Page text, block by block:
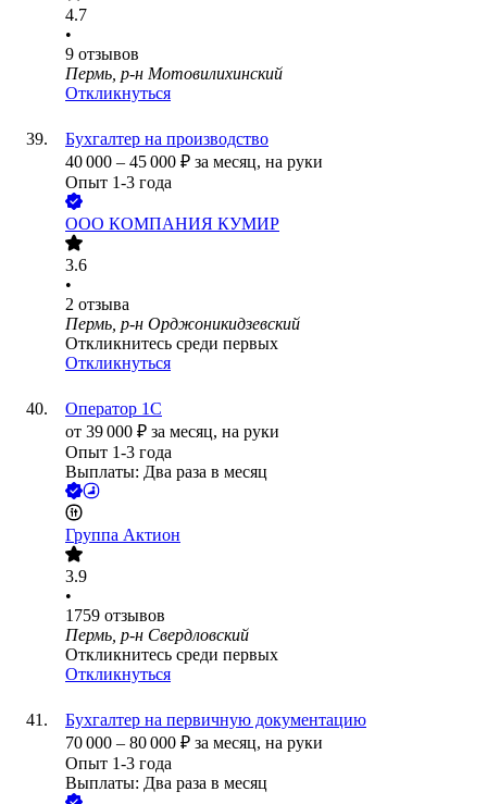
4.7
•
9 отзывов
Пермь, р-н Мотовилихинский
Откликнуться
Бухгалтер на производство
40 000 – 45 000 ₽ за месяц, на руки
Опыт 1-3 года
ООО КОМПАНИЯ КУМИР
3.6
•
2 отзыва
Пермь, р-н Орджоникидзевский
Откликнитесь среди первых
Откликнуться
Оператор 1С
от 39 000 ₽ за месяц, на руки
Опыт 1-3 года
Выплаты: Два раза в месяц
Группа Актион
3.9
•
1759 отзывов
Пермь, р-н Свердловский
Откликнитесь среди первых
Откликнуться
Бухгалтер на первичную документацию
70 000 – 80 000 ₽ за месяц, на руки
Опыт 1-3 года
Выплаты: Два раза в месяц